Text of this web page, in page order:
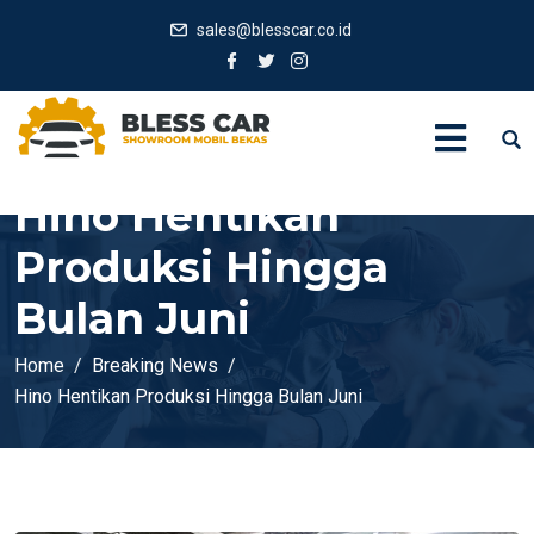
sales@blesscar.co.id
Hino Hentikan
Produksi Hingga
Bulan Juni
Home
Breaking News
Hino Hentikan Produksi Hingga Bulan Juni